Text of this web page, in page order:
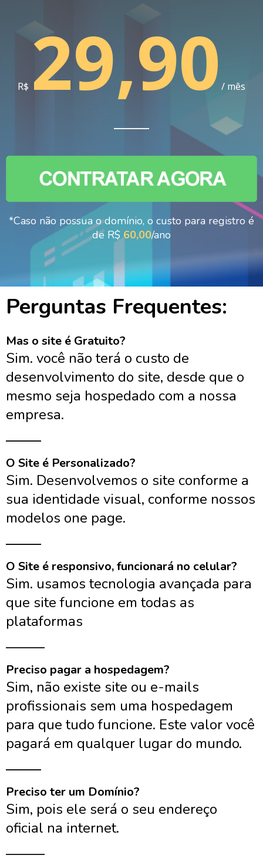
R$ 29,90/ mês
*Caso não possua o domínio, o custo para registro é
de R$60,00/ano
Perguntas Frequentes:
Mas o site é Gratuito?
Sim. você não terá o custo de
desenvolvimento do site, desde que o
mesmo seja hospedado com a nossa
empresa.
O Site é Personalizado?
Sim. Desenvolvemos o site conforme a
sua identidade visual, conforme nossos
modelos one page.
O Site é responsivo, funcionará no celular?
Sim. usamos tecnologia avançada para
que site funcione em todas as
plataformas
Preciso pagar a hospedagem?
Sim, não existe site ou e-mails
profissionais sem uma hospedagem
para que tudo funcione. Este valor você
pagará em qualquer lugar do mundo.
Preciso ter um Domínio?
Sim, pois ele será o seu endereço
oficial na internet.